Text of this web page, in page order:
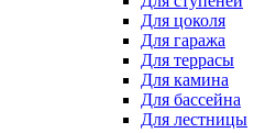
Для цоколя
Для гаража
Для террасы
Для камина
Для бассейна
Для лестницы